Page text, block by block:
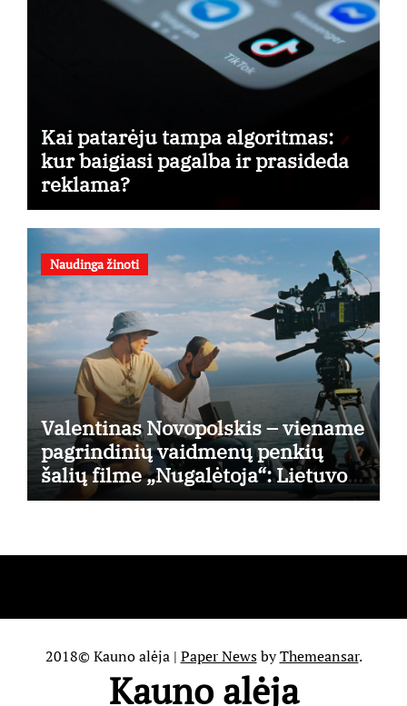
Kai patarėju tampa algoritmas:
kur baigiasi pagalba ir prasideda
reklama?
Naudinga žinoti
Valentinas Novopolskis – viename
pagrindinių vaidmenų penkių
šalių filme „Nugalėtoja“: Lietuvos
kino teatruose – nuo rugpjūčio 7-
2018© Kauno alėja | Paper NewsbyThemeansar.
Kauno alėja